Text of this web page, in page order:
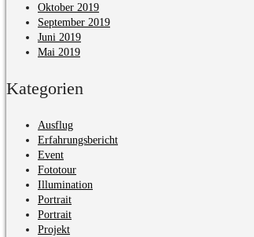
Oktober 2019
September 2019
Juni 2019
Mai 2019
Kategorien
Ausflug
Erfahrungsbericht
Event
Fototour
Illumination
Portrait
Portrait
Projekt